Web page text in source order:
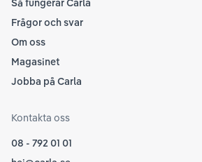
Så fungerar Carla
Frågor och svar
Om oss
Magasinet
Jobba på Carla
Kontakta oss
08 - 792 01 01